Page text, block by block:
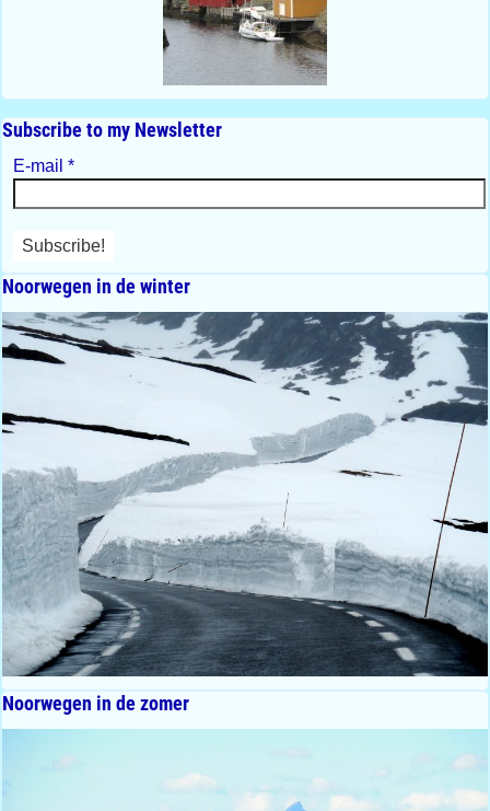
Subscribe to my Newsletter
E-mail *
Noorwegen in de winter
Noorwegen in de zomer